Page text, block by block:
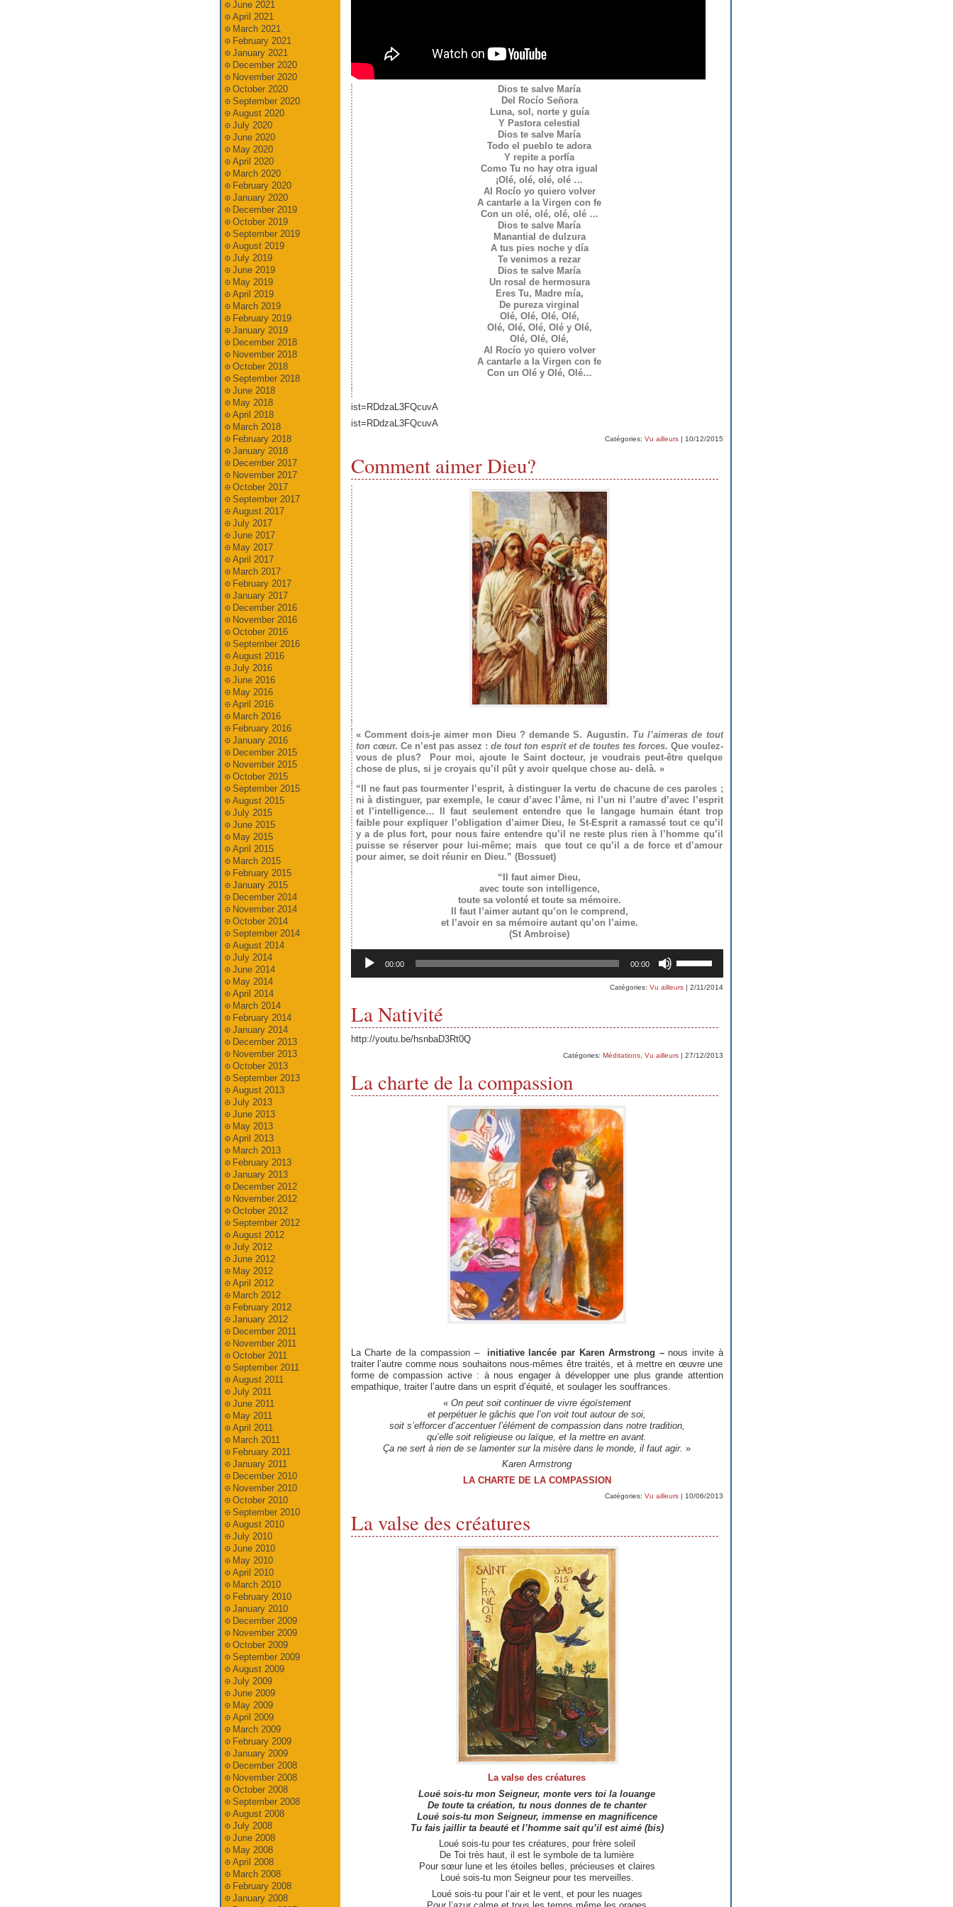
Dios te salve María
Del Rocío Señora
Luna, sol, norte y guía
Y Pastora celestial
Dios te salve María
Todo el pueblo te adora
Y repite a porfía
Como Tu no hay otra igual
¡Olé, olé, olé, olé …
Al Rocío yo quiero volver
A cantarle a la Virgen con fe
Con un olé, olé, olé, olé …
Dios te salve María
Manantial de dulzura
A tus pies noche y día
Te venimos a rezar
Dios te salve María
Un rosal de hermosura
Eres Tu, Madre mía,
De pureza virginal
Olé, Olé, Olé, Olé,
Olé, Olé, Olé, Olé y Olé,
Olé, Olé, Olé,
Al Rocío yo quiero volver
A cantarle a la Virgen con fe
Con un Olé y Olé, Olé…
ist=RDdzaL3FQcuvA
ist=RDdzaL3FQcuvA
Catégories: Vu ailleurs| 10/12/2015
Comment aimer Dieu?
« Comment dois-je aimer mon Dieu ? demande S. Augustin. Tu l’aimeras de tout
ton cœur. Ce n’est pas assez : de tout ton esprit et de toutes tes forces. Que voulez-
vous de plus? Pour moi, ajoute le Saint docteur, je voudrais peut-être quelque
chose de plus, si je croyais qu’il pût y avoir quelque chose au- delà. »
“Il ne faut pas tourmenter l’esprit, à distinguer la vertu de chacune de ces paroles ;
ni à distinguer, par exemple, le cœur d’avec l’âme, ni l’un ni l’autre d’avec l’esprit
et l’intelligence… Il faut seulement entendre que le langage humain étant trop
faible pour expliquer l’obligation d’aimer Dieu, le St-Esprit a ramassé tout ce qu’il
y a de plus fort, pour nous faire entendre qu’il ne reste plus rien à l’homme qu’il
puisse se réserver pour lui-même; mais que tout ce qu’il a de force et d’amour
pour aimer, se doit réunir en Dieu.” (Bossuet)
“Il faut aimer Dieu,
avec toute son intelli­gence,
toute sa volonté et toute sa mémoire.
Il faut l’aimer autant qu’on le comprend,
et l’avoir en sa mémoire autant qu’on l’aime.
(St Ambroise)
Player
00:00 00:00
Up/Down
Arrow
keys
Catégories: Vu ailleurs| 2/11/2014
La Nativité
http://youtu.be/hsnbaD3Rt0Q
Catégories: Méditations, Vu ailleurs| 27/12/2013
La charte de la compassion
La Charte de la compassion – initiative lancée par Karen Armstrong –nous invite à
traiter l’autre comme nous souhaitons nous-mêmes être traités, et à mettre en œuvre une
forme de compassion active : à nous engager à développer une plus grande attention
empathique, traiter l’autre dans un esprit d’équité, et soulager les souffrances.
«On peut soit continuer de vivre égoïstement
et perpétuer le gâchis que l’on voit tout autour de soi,
soit s’efforcer d’accentuer l’élément de compassion dans notre tradition,
qu’elle soit religieuse ou laïque, et la mettre en avant.
Ça ne sert à rien de se lamenter sur la misère dans le monde, il faut agir. »
Karen Armstrong
LA CHARTE DE LA COMPASSION
Catégories: Vu ailleurs| 10/06/2013
La valse des créatures
La valse des créatures
Loué sois-tu mon Seigneur, monte vers toi la louange
De toute ta création, tu nous donnes de te chanter
Loué sois-tu mon Seigneur, immense en magnificence
Tu fais jaillir ta beauté et l’homme sait qu’il est aimé (bis)
Loué sois-tu pour tes créatures, pour frère soleil
De Toi très haut, il est le symbole de ta lumière
Pour sœur lune et les étoiles belles, précieuses et claires
Loué sois-tu mon Seigneur pour tes merveilles.
Loué sois-tu pour l’air et le vent, et pour les nuages
June 2021
April 2021
March 2021
February 2021
January 2021
December 2020
November 2020
October 2020
September 2020
August 2020
July 2020
June 2020
May 2020
April 2020
March 2020
February 2020
January 2020
December 2019
October 2019
September 2019
August 2019
July 2019
June 2019
May 2019
April 2019
March 2019
February 2019
January 2019
December 2018
November 2018
October 2018
September 2018
June 2018
May 2018
April 2018
March 2018
February 2018
January 2018
December 2017
November 2017
October 2017
September 2017
August 2017
July 2017
June 2017
May 2017
April 2017
March 2017
February 2017
January 2017
December 2016
November 2016
October 2016
September 2016
August 2016
July 2016
June 2016
May 2016
April 2016
March 2016
February 2016
January 2016
December 2015
November 2015
October 2015
September 2015
August 2015
July 2015
June 2015
May 2015
April 2015
March 2015
February 2015
January 2015
December 2014
November 2014
October 2014
September 2014
August 2014
July 2014
June 2014
May 2014
April 2014
March 2014
February 2014
January 2014
December 2013
November 2013
October 2013
September 2013
August 2013
July 2013
June 2013
May 2013
April 2013
March 2013
February 2013
January 2013
December 2012
November 2012
October 2012
September 2012
August 2012
July 2012
June 2012
May 2012
April 2012
March 2012
February 2012
January 2012
December 2011
November 2011
October 2011
September 2011
August 2011
July 2011
June 2011
May 2011
April 2011
March 2011
February 2011
January 2011
December 2010
November 2010
October 2010
September 2010
August 2010
July 2010
June 2010
May 2010
April 2010
March 2010
February 2010
January 2010
December 2009
November 2009
October 2009
September 2009
August 2009
July 2009
June 2009
May 2009
April 2009
March 2009
February 2009
January 2009
December 2008
November 2008
October 2008
September 2008
August 2008
July 2008
June 2008
May 2008
April 2008
March 2008
February 2008
January 2008